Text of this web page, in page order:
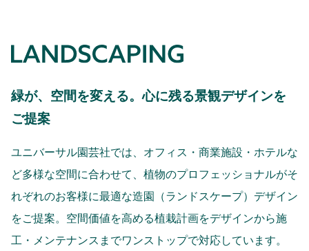
緑が、空間を変える。心に残る景観デザインを
ご提案
ユニバーサル園芸社では、オフィス・商業施設・ホテルな
ど多様な空間に合わせて、植物のプロフェッショナルがそ
れぞれのお客様に最適な造園（ランドスケープ）デザイン
をご提案。空間価値を高める植栽計画をデザインから施
工・メンテナンスまでワンストップで対応しています。